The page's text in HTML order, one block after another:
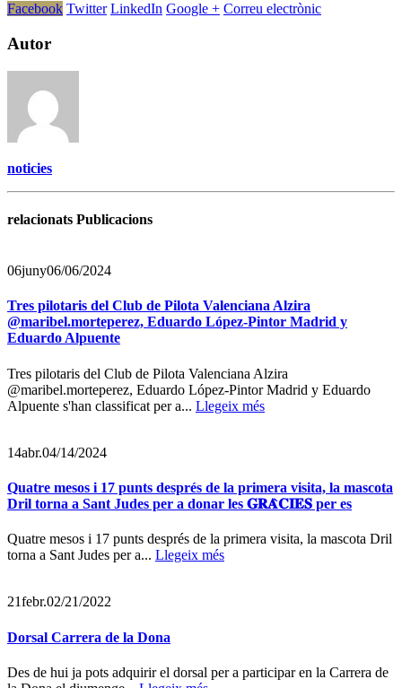
Facebook Twitter LinkedIn Google + Correu electrònic
Autor
noticies
relacionats Publicacions
06juny06/06/2024
Tres pilotaris del Club de Pilota Valenciana Alzira
@maribel.morteperez, Eduardo López-Pintor Madrid y
Eduardo Alpuente
Tres pilotaris del Club de Pilota Valenciana Alzira
@maribel.morteperez, Eduardo López-Pintor Madrid y Eduardo
Alpuente s'han classificat per a... Llegeix més
14abr.04/14/2024
Quatre mesos i 17 punts després de la primera visita, la mascota
Dril torna a Sant Judes per a donar les 𝐆𝐑𝐀̀𝐂𝐈𝐄𝐒 per es
Quatre mesos i 17 punts després de la primera visita, la mascota Dril
torna a Sant Judes per a... Llegeix més
21febr.02/21/2022
Dorsal Carrera de la Dona
Des de hui ja pots adquirir el dorsal per a participar en la Carrera de